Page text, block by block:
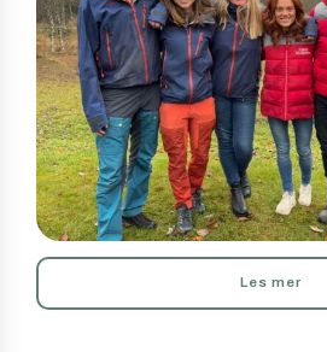
Les mer